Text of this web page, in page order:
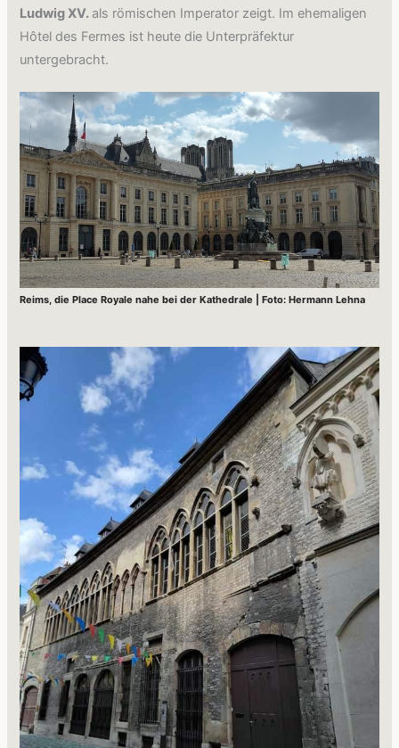
Ludwig XV. als römischen Imperator zeigt. Im ehemaligen
Hôtel des Fermes ist heute die Unterpräfektur
untergebracht.
Reims, die Place Royale nahe bei der Kathedrale | Foto: Hermann Lehna